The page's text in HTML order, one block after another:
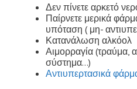
Δεν πίνετε αρκετό
Παίρνετε μερικά
υπόταση ( μη-
Κατανάλωση αλκόολ
Αιμορραγία (τραύμα,
σύστημα…)
Αντιυπερτασικά